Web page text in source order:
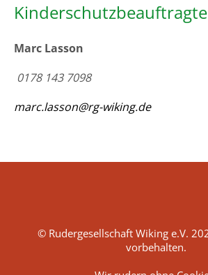
Marc Lasson
0178 143 7098
marc.lasson@rg-wiking.de
© Rudergesellschaft Wiking e.V.
vorbehalten.